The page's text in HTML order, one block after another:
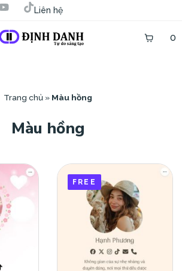
Liên hệ
0
Trang chủ » Màu hồng
Màu hồng
FREE